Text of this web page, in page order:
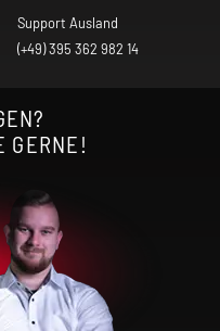
Support Ausland
(+49) 395 362 982 14
GERNE!